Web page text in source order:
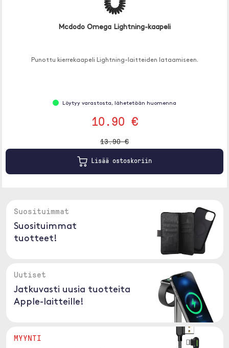
Mcdodo Omega Lightning-kaapeli
Punottu kierrekaapeli Lightning-laitteiden lataamiseen.
Löytyy varastosta, lähetetään huomenna
10.90 €
13.90 €
Lisää ostoskoriin
Suosituimmat
Suosituimmat
tuotteet!
Uutiset
Jatkuvasti uusia tuotteita
Apple-laitteille!
MYYNTI